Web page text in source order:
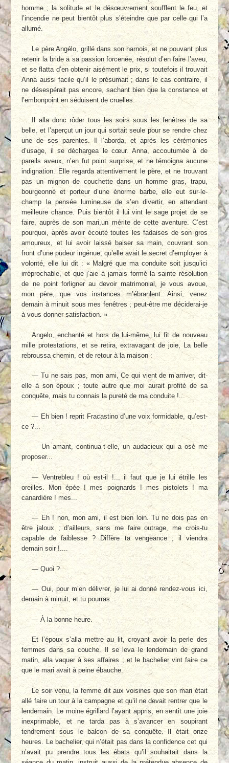
homme ; la solitude et le désœuvrement soufflent le feu, et
l’incendie ne peut bientôt plus s’éteindre que par celle qui l’a
allumé.
Le père Angélo, grillé dans son harnois, et ne pouvant plus
retenir la bride ä sa passion forcenée, résolut d’en faire l’aveu,
et se flatta d’en obtenir aisément le prix, si toutefois il trouvait
Anna aussi facile qu’il le présumait ; dans le cas contraire, il
ne désespérait pas encore, sachant bien que la constance et
l’embonpoint en séduisent de cruelles.
Il alla donc rôder tous les soirs sous les fenêtres de sa
belle, et l’aperçut un jour qui sortait seule pour se rendre chez
une de ses parentes. Il l’aborda, et après les cérémonies
d’usage, il se déchargea le cœur. Anna, accoutumée à de
pareils aveux, n’en fut point surprise, et ne témoigna aucune
indignation. Elle regarda attentivement le père, et ne trouvant
pas un mignon de couchette dans un homme gras, trapu,
bourgeonné et porteur d’une énorme barbe, elle eut sur-le-
champ la pensée lumineuse de s’en divertir, en attendant
meilleure chance. Puis bientôt il lui vint le sage projet de se
faire, auprès de son mari,un mérite de cette aventure. C’est
pourquoi, après avoir écouté toutes les fadaises de son gros
amoureux, et lui avoir laissé baiser sa main, couvrant son
front d’une pudeur ingénue, qu’elle avait le secret d’employer à
volonté, elle lui dit : « Malgré que ma conduite soit jusqu’ici
irréprochable, et que j’aie à jamais formé la sainte résolution
de ne point forligner au devoir matrimonial, je vous avoue,
mon père, que vos instances m’ébranlent. Ainsi, venez
demain à minuit sous mes fenêtres ; peut-être me déciderai-je
à vous donner satisfaction. »
Angelo, enchanté et hors de lui-même, lui fit de nouveau
mille protestations, et se retira, extravagant de joie, La belle
rebroussa chemin, et de retour à la maison :
— Tu ne sais pas, mon ami, Ce qui vient de m’arriver, dit-
elle à son époux ; toute autre que moi aurait profité de sa
conquête, mais tu connais la pureté de ma conduite !...
— Eh bien ! reprit Fracastino d’une voix formidable, qu’est-
ce ?...
— Un amant, continua-t-elle, un audacieux qui a osé me
proposer...
— Ventrebleu ! où est-il !... il faut que je lui étrille les
oreilles. Mon épée ! mes poignards ! mes pistolets ! ma
canardière ! mes...
— Eh ! non, mon ami, il est bien loin. Tu ne dois pas en
être jaloux ; d’ailleurs, sans me faire outrage, me crois-tu
capable de faiblesse ? Diffère ta vengeance ; il viendra
demain soir !....
— Quoi ?
— Oui, pour m’en délivrer, je lui ai donné rendez-vous ici,
demain à minuit, et tu pourras...
— À la bonne heure.
Et l’époux s’alla mettre au lit, croyant avoir la perle des
femmes dans sa couche. Il se leva le lendemain de grand
matin, alla vaquer à ses affaires ; et le bachelier vint faire ce
que le mari avait à peine ébauche.
Le soir venu, la femme dit aux voisines que son mari était
allé faire un tour à la campagne et qu’il ne devait rentrer que le
lendemain. Le moine égrillard l’ayant appris, en sentit une joie
inexprimable, et ne tarda pas à s’avancer en soupirant
tendrement sous le balcon de sa conquête. Il était onze
heures. Le bachelier, qui n’était pas dans la confidence cet qui
n’avait pu prendre tous les ébats qu’il souhaitait dans la